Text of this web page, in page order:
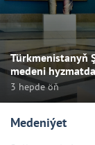
Türkmenistanyň
medeni
3 hepde öň
Medeniýet